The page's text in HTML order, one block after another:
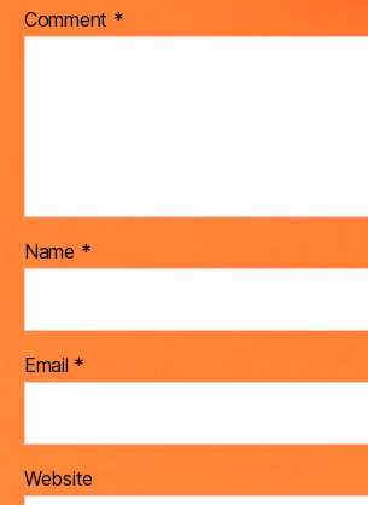
Comment *
Name *
Email *
Website